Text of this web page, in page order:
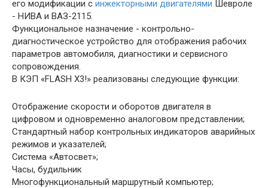
его модификации с инжекторными двигателями Шевроле
- НИВА и ВАЗ-2115.
Функциональное назначение - контрольно-
диагностическое устройство для отображения рабочих
параметров автомобиля, диагностики и сервисного
сопровождения.
В КЭП «FLASH X3!» реализованы следующие функции:
Отображение скорости и оборотов двигателя в
цифровом и одновременно аналоговом представлении;
Стандартный набор контрольных индикаторов аварийных
режимов и указателей;
Система «Автосвет»;
Часы, будильник
Многофункциональный маршрутный компьютер;